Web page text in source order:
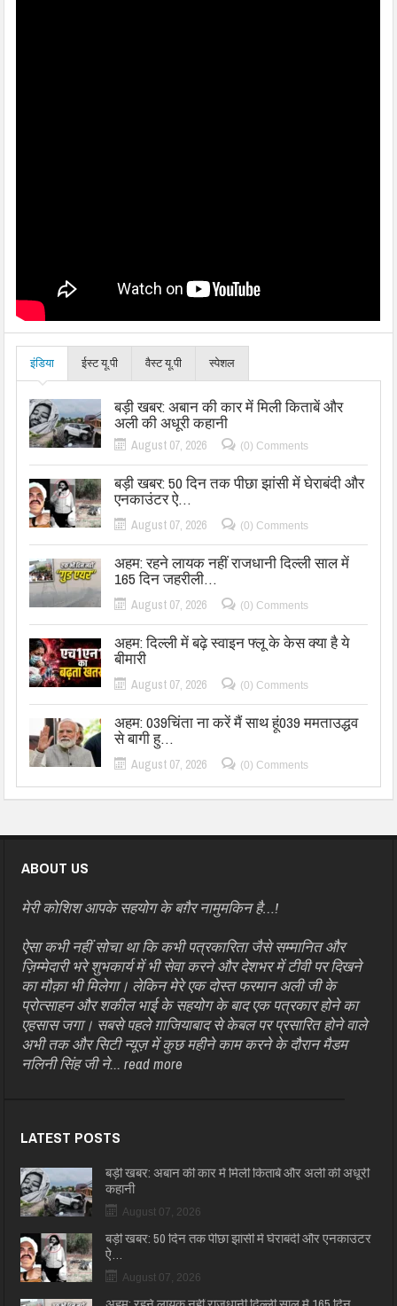
इंडिया ईस्ट यू.पी वैस्ट यू.पी स्पेशल
बड़ी खबर: अबान की कार में मिली किताबें और
अली की अधूरी कहानी
August 07, 2026 (0) Comments
बड़ी खबर: 50 दिन तक पीछा झांसी में घेराबंदी और
एनकाउंटर ऐ…
August 07, 2026 (0) Comments
अहम: रहने लायक नहीं राजधानी दिल्ली साल में
165 दिन जहरीली…
August 07, 2026 (0) Comments
अहम: दिल्ली में बढ़े स्वाइन फ्लू के केस क्या है ये
बीमारी
August 07, 2026 (0) Comments
अहम: 039चिंता ना करें मैं साथ हूं039 ममताउद्धव
से बागी हु…
August 07, 2026 (0) Comments
ABOUT US
मेरी कोशिश आपके सहयोग के बग़ैर नामुमकिन है…!
ऐसा कभी नहीं सोचा था कि कभी पत्रकारिता जैसे सम्मानित और
ज़िम्मेदारी भरे शुभकार्य में भी सेवा करने और देशभर में टीवी पर दिखने
का मौक़ा भी मिलेगा। लेकिन मेरे एक दोस्त फरमान अली जी के
प्रोत्साहन और शकील भाई के सहयोग के बाद एक पत्रकार होने का
एहसास जगा। सबसे पहले ग़ाजियाबाद से केबल पर प्रसारित होने वाले
अभी तक और सिटी न्यूज़ में कुछ महीने काम करने के दौरान मैडम
नलिनी सिंह जी ने...read more
LATEST POSTS
बड़ी खबर: अबान की कार में मिली किताबें और अली की अधूरी
कहानी
August 07, 2026
बड़ी खबर: 50 दिन तक पीछा झांसी में घेराबंदी और एनकाउंटर
ऐ…
August 07, 2026